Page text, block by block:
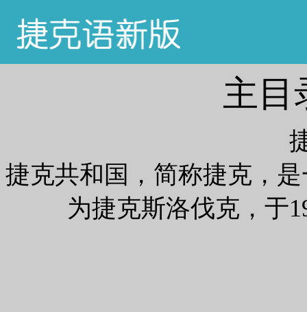
主目
捷克共和国，简称捷克，
为捷克斯洛伐克，于